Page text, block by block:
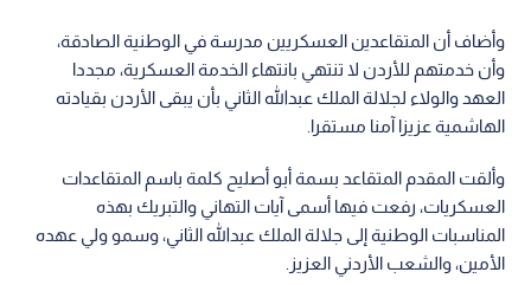
وأضاف أن المتقاعدين العسكريين مدرسة في الوطنية الصادقة،
وأن خدمتهم للأردن لا تنتهي بانتهاء الخدمة العسكرية، مجددا
العهد والولاء لجلالة الملك عبدالله الثاني بأن يبقى الأردن بقيادته
الهاشمية عزيزا آمنا مستقرا.
وألقت المقدم المتقاعد بسمة أبو أصليح كلمة باسم المتقاعدات
العسكريات، رفعت فيها أسمى آيات التهاني والتبريك بهذه
المناسبات الوطنية إلى جلالة الملك عبدالله الثاني، وسمو ولي عهده
الأمين، والشعب الأردني العزيز.